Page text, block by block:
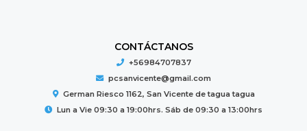
CONTÁCTANOS
+56984707837
pcsanvicente@gmail.com
German Riesco 1162, San Vicente de tagua tagua
Lun a Vie 09:30 a 19:00hrs. Sáb de 09:30 a 13:00hrs